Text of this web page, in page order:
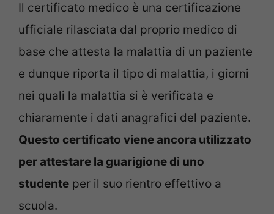
Il certificato medico è una certificazione
ufficiale rilasciata dal proprio medico di
base che attesta la malattia di un paziente
e dunque riporta il tipo di malattia, i giorni
nei quali la malattia si è verificata e
chiaramente i dati anagrafici del paziente.
Questo certificato viene ancora utilizzato
per attestare la guarigione di uno
studente per il suo rientro effettivo a
scuola.